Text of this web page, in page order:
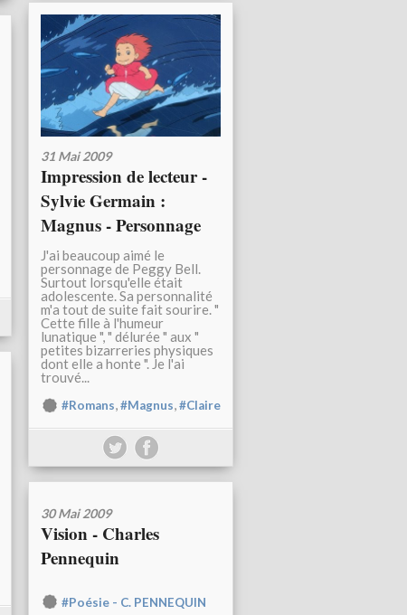
31 Mai 2009
Impression de lecteur -
Sylvie Germain :
Magnus - Personnage
J'ai beaucoup aimé le
personnage de Peggy Bell.
Surtout lorsqu'elle était
adolescente. Sa personnalité
m'a tout de suite fait sourire. "
Cette fille à l'humeur
lunatique ", " délurée " aux "
petites bizarreries physiques
dont elle a honte ". Je l'ai
trouvé...
#Romans,#Magnus,#Claire
30 Mai 2009
Vision - Charles
Pennequin
#Poésie - C. PENNEQUIN